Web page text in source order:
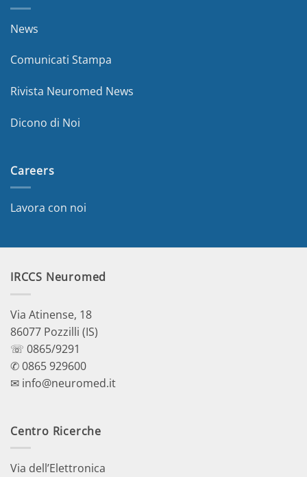
News
Comunicati Stampa
Rivista Neuromed News
Dicono di Noi
Careers
Lavora con noi
IRCCS Neuromed
Via Atinense, 18
86077 Pozzilli (IS)
☏ 0865/9291
✆ 0865 929600
✉ info@neuromed.it
Centro Ricerche
Via dell’Elettronica